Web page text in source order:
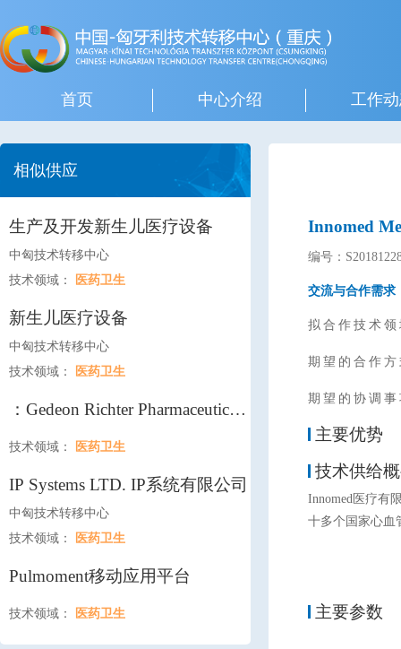
首页 中心介绍 工作
Innomed
编号：
交流与合作需求
拟合作技术
期望的合作
期望的协调
主要优势
技术供给
Innomed医疗有
十多个国家心血
主要参数
相似供应
生产及开发新生儿医疗设备
中匈技术转移中心
技术领域：
医药卫生
新生儿医疗设备
中匈技术转移中心
技术领域：
医药卫生
：Gedeon Richter Pharmaceutical
药（中国）有限公司
技术领域： 医药卫生
IP Systems LTD. IP系统有限公司
中匈技术转移中心
技术领域：
医药卫生
Pulmoment移动应用平台
技术领域： 医药卫生